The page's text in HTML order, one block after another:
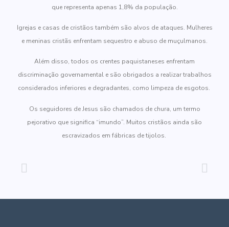
que representa apenas 1,8% da população.
Igrejas e casas de cristãos também são alvos de ataques. Mulheres
e meninas cristãs enfrentam sequestro e abuso de muçulmanos.
Além disso, todos os crentes paquistaneses enfrentam
discriminação governamental e são obrigados a realizar trabalhos
considerados inferiores e degradantes, como limpeza de esgotos.
Os seguidores de Jesus são chamados de chura, um termo
pejorativo que significa “imundo”. Muitos cristãos ainda são
escravizados em fábricas de tijolos.